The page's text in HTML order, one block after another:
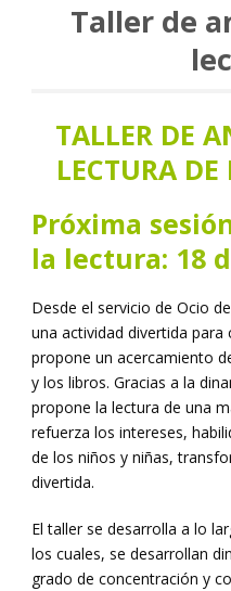
Taller de
TALLER DE
LECTURA
Próxima
la lectura: 18
Desde el servicio de Ocio
una actividad divertida para
propone un acercamiento
y los libros. Gracias a la
propone la lectura de una
refuerza los intereses,
de los niños y niñas,
divertida.
El taller se desarrolla a lo
los cuales, se desarrollan
grado de concentración y